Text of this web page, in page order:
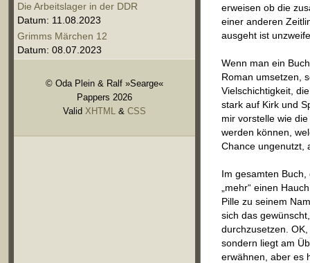
Die Arbeitslager in der DDR
Datum: 11.08.2023
Grimms Märchen 12
Datum: 08.07.2023
© Oda Plein & Ralf »Searge«
Pappers 2026
Valid XHTML & CSS
erweisen ob die
einer anderen
ausgeht ist
Wenn man ein
Roman umsetzen,
Vielschichtigkeit,
stark auf Kirk und
mir vorstelle wie
werden können,
Chance ungenutzt,
Im gesamten
„mehr“ einen
Pille zu seinem
sich das
durchzusetzen.
sondern liegt am
erwähnen, aber es